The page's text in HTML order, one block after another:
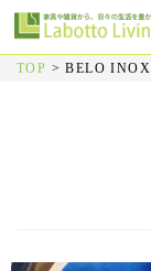
TOP >BELO INOX